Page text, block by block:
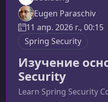
Eugen Paraschiv
11 апр. 2026 г., 00:15
Spring Security
Изучение
Security
Learn Spring Security